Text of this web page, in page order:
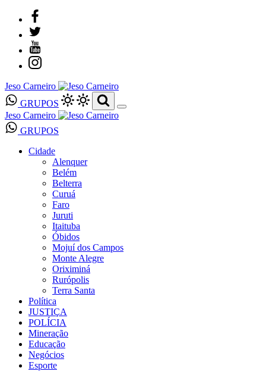
Jeso Carneiro
GRUPOS
Jeso Carneiro
GRUPOS
Cidade
Alenquer
Belém
Belterra
Curuá
Faro
Juruti
Itaituba
Óbidos
Mojuí dos Campos
Monte Alegre
Oriximiná
Rurópolis
Terra Santa
Política
JUSTIÇA
POLÍCIA
Mineração
Educação
Negócios
Esporte